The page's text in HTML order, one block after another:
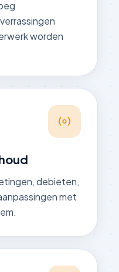
worden
debieten,
met